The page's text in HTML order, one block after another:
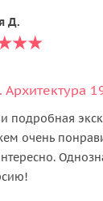
Д.
Архитектура
подробная
очень